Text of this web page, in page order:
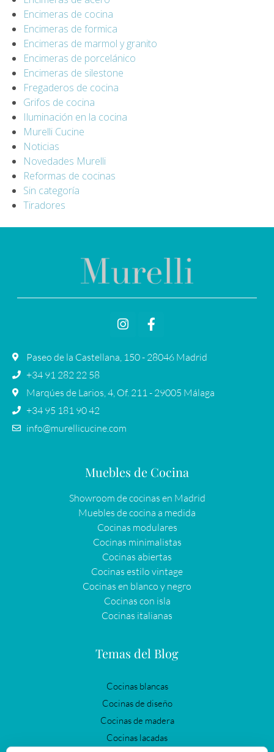
Encimeras de cocina
Encimeras de formica
Encimeras de marmol y granito
Encimeras de porcelánico
Encimeras de silestone
Fregaderos de cocina
Grifos de cocina
Iluminación en la cocina
Murelli Cucine
Noticias
Novedades Murelli
Reformas de cocinas
Sin categoría
Tiradores
Paseo de la Castellana, 150 - 28046 Madrid
+34 91 282 22 58
Marqúes de Larios, 4, Of. 211 - 29005 Málaga
+34 95 181 90 42
info@murellicucine.com
Muebles de Cocina
Showroom de cocinas en Madrid
Muebles de cocina a medida
Cocinas modulares
Cocinas minimalistas
Cocinas abiertas
Cocinas estilo vintage
Cocinas en blanco y negro
Cocinas con isla
Cocinas italianas
Temas del Blog
Cocinas blancas
Cocinas de diseño
Cocinas de madera
Cocinas lacadas